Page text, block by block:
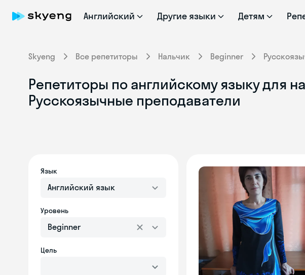
Английский Другие языки Детям
Skyeng Все репетиторы Нальчик Beginner
Репетиторы по английскому языку для
Русскоязычные преподаватели
Язык
Английский язык
Уровень
Beginner
Цель